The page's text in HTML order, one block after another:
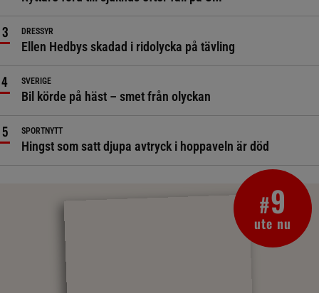
DRESSYR
Ellen Hedbys skadad i ridolycka på tävling
SVERIGE
Bil körde på häst – smet från olyckan
SPORTNYTT
Hingst som satt djupa avtryck i hoppaveln är död
#9
ute nu